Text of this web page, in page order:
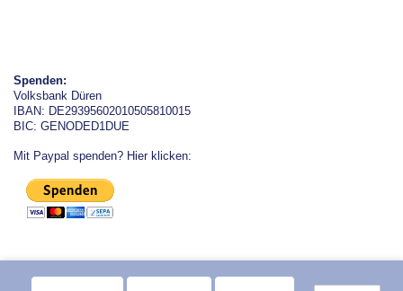
Spenden:
Volksbank Düren
IBAN: DE29395602010505810015
BIC: GENODED1DUE
Mit Paypal spenden? Hier klicken: